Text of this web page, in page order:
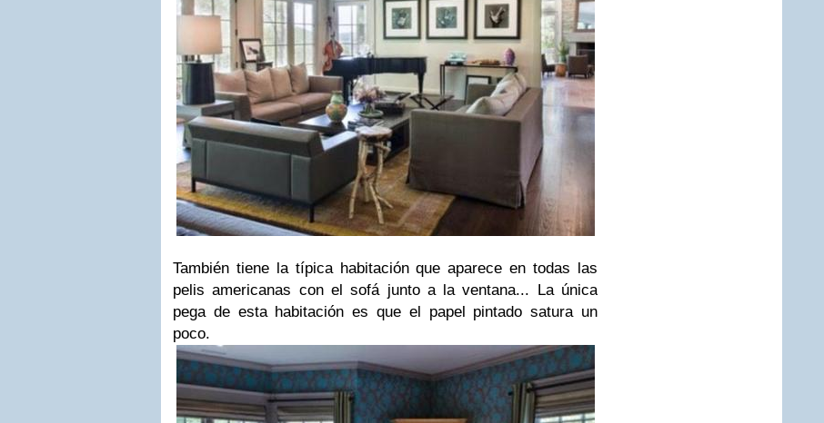
También tiene la típica habitación que aparece en todas las
pelis americanas con el sofá junto a la ventana... La única
pega de esta habitación es que el papel pintado satura un
poco.